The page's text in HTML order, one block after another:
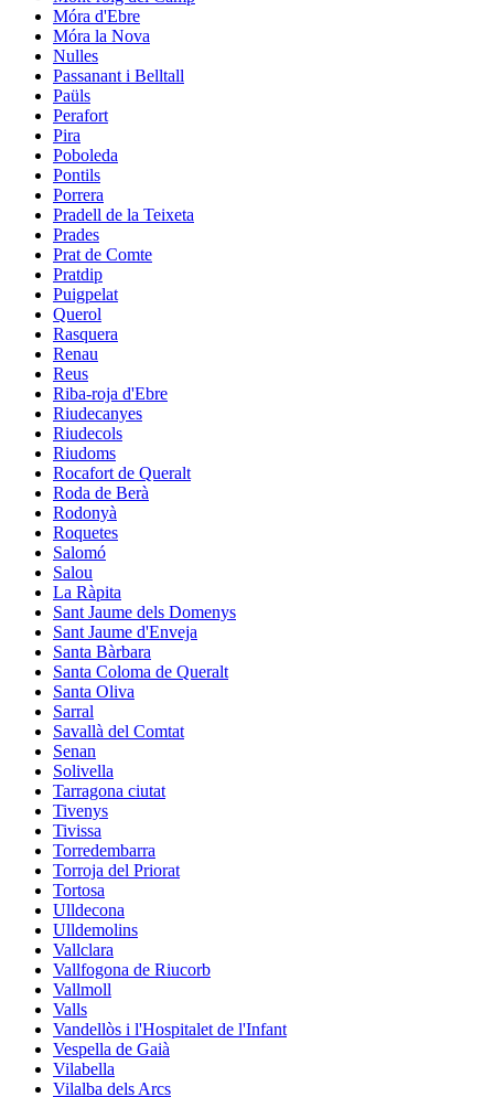
Móra d'Ebre
Móra la Nova
Nulles
Passanant i Belltall
Paüls
Perafort
Pira
Poboleda
Pontils
Porrera
Pradell de la Teixeta
Prades
Prat de Comte
Pratdip
Puigpelat
Querol
Rasquera
Renau
Reus
Riba-roja d'Ebre
Riudecanyes
Riudecols
Riudoms
Rocafort de Queralt
Roda de Berà
Rodonyà
Roquetes
Salomó
Salou
La Ràpita
Sant Jaume dels Domenys
Sant Jaume d'Enveja
Santa Bàrbara
Santa Coloma de Queralt
Santa Oliva
Sarral
Savallà del Comtat
Senan
Solivella
Tarragona ciutat
Tivenys
Tivissa
Torredembarra
Torroja del Priorat
Tortosa
Ulldecona
Ulldemolins
Vallclara
Vallfogona de Riucorb
Vallmoll
Valls
Vandellòs i l'Hospitalet de l'Infant
Vespella de Gaià
Vilabella
Vilalba dels Arcs